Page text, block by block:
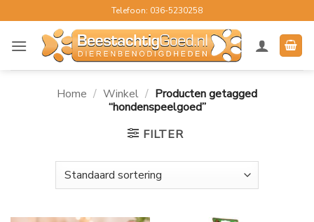
naar
inhoud
Telefoon: 036-5230258
Home / Winkel / Producten getagged
“hondenspeelgoed”
FILTER